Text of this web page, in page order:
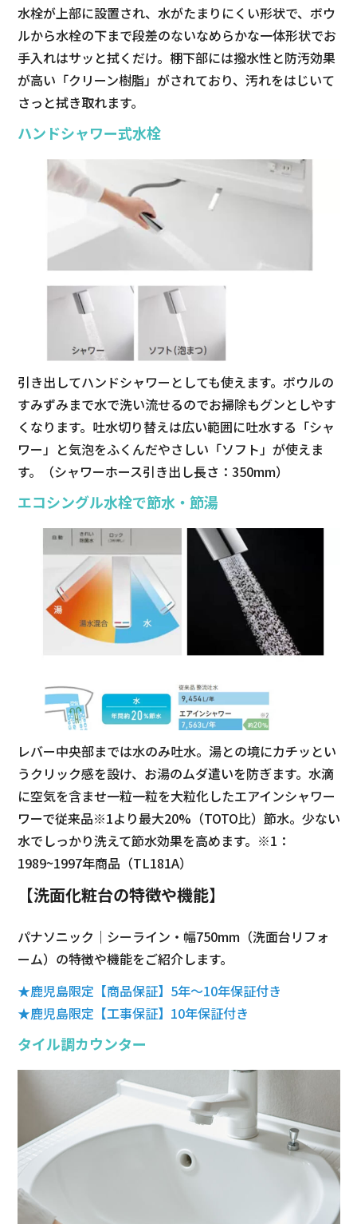
水栓が上部に設置され、水がたまりにくい形状で、ボウ
ルから水栓の下まで段差のないなめらかな一体形状でお
手入れはサッと拭くだけ。棚下部には撥水性と防汚効果
が高い「クリーン樹脂」がされており、汚れをはじいて
さっと拭き取れます。
ハンドシャワー式水栓
引き出してハンドシャワーとしても使えます。ボウルの
すみずみまで水で洗い流せるのでお掃除もグンとしやす
くなります。吐水切り替えは広い範囲に吐水する「シャ
ワー」と気泡をふくんだやさしい「ソフト」が使えま
す。（シャワーホース引き出し長さ：350mm）
エコシングル水栓で節水・節湯
レバー中央部までは水のみ吐水。湯との境にカチッとい
うクリック感を設け、お湯のムダ遣いを防ぎます。水滴
に空気を含ませ一粒一粒を大粒化したエアインシャワー
ワーで従来品※1より最大20%（TOTO比）節水。少ない
水でしっかり洗えて節水効果を高めます。※1：
1989~1997年商品（TL181A）
【洗面化粧台の特徴や機能】
パナソニック｜シーライン・幅750mm（洗面台リフォ
ーム）の特徴や機能をご紹介します。
★鹿児島限定【商品保証】5年～10年保証付き
★鹿児島限定【工事保証】10年保証付き
タイル調カウンター